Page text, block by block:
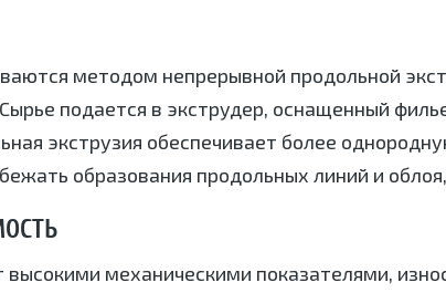
методом непрерывной продольной
подается в экструдер, оснащенный
экструзия обеспечивает более
образования продольных линий и
механическими показателями,